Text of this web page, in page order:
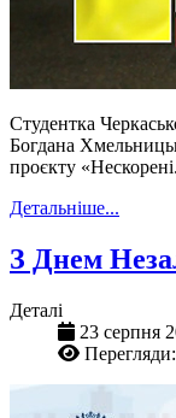
Студентка
Богдана
проєкту
Детальніше...
З Днем
Деталі
23 серпня